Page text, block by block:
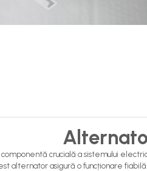
crucială a sistemului
alternator asigură o funcționare fiabilă